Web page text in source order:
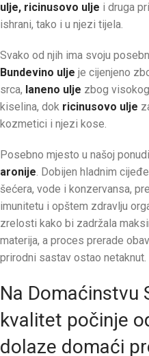
ulje, ricinusovo ulje i druga
ishrani, tako i u njezi tijela.
Svako od njih ima svoju
Bundevino ulje je cijenjeno
srca, laneno ulje zbog
kiselina, dok ricinusovo ulje
kozmetici i njezi kose.
Posebno mjesto u našoj
aronije. Dobijen hladnim
šećera, vode i konzervansa,
imunitetu i opštem zdravlju
zrelosti kako bi zadržala
materija, a proces prerade
prirodni sastav ostao netaknut.
Na Domaćinstvu
kvalitet počinje
dolaze domaći